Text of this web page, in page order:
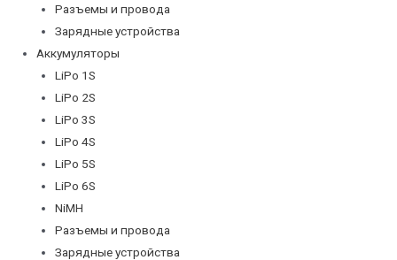
Разъемы и провода
Зарядные устройства
Аккумуляторы
LiPo 1S
LiPo 2S
LiPo 3S
LiPo 4S
LiPo 5S
LiPo 6S
NiMH
Разъемы и провода
Зарядные устройства